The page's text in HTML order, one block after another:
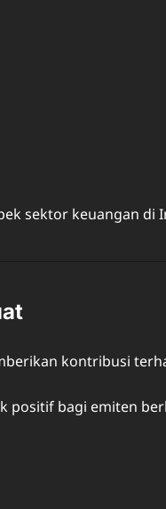
sektor keuangan di
kontribusi
bagi emiten